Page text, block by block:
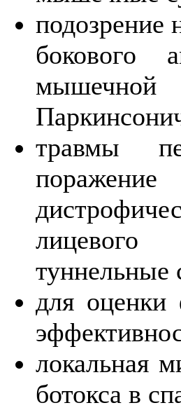
подозрение
бокового
мышечной
травмы
лицевого
туннельные
для оценки
локальная
ботокса в